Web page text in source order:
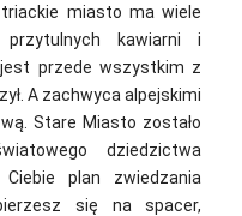
miasto ma wiele
kawiarni i
przede wszystkim z
A zachwyca alpejskimi
Stare Miasto zostało
dziedzictwa
Ciebie plan zwiedzania
się na spacer,